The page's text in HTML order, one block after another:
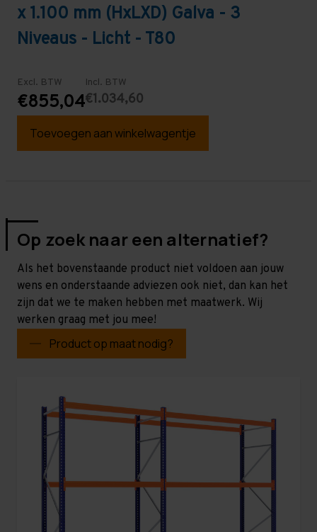
x 1.100 mm (HxLXD) Galva - 3
Niveaus - Licht - T80
Excl. BTW
€855,04
Incl. BTW
€1.034,60
Toevoegen aan winkelwagentje
Op zoek naar een alternatief?
Als het bovenstaande product niet voldoen aan jouw
wens en onderstaande adviezen ook niet, dan kan het
zijn dat we te maken hebben met maatwerk. Wij
werken graag met jou mee!
Product op maat nodig?